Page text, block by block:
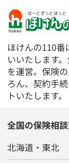
ほけんの110
いいたします
を運営。保険
ろん、契約手
トいたします。
全国の保険相
北海道・東北